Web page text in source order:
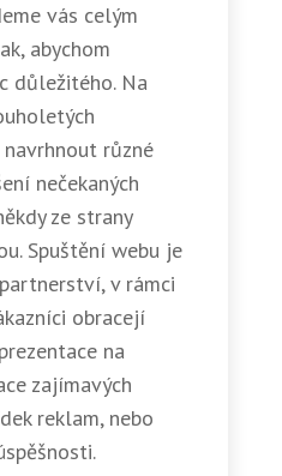
vás celým
abychom
důležitého. Na
různé
nečekaných
ze strany
Spuštění webu je
v rámci
obracejí
na
zajímavých
reklam, nebo